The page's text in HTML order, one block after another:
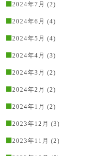
2024年7月 (2)
2024年6月 (4)
2024年5月 (4)
2024年4月 (3)
2024年3月 (2)
2024年2月 (2)
2024年1月 (2)
2023年12月 (3)
2023年11月 (2)